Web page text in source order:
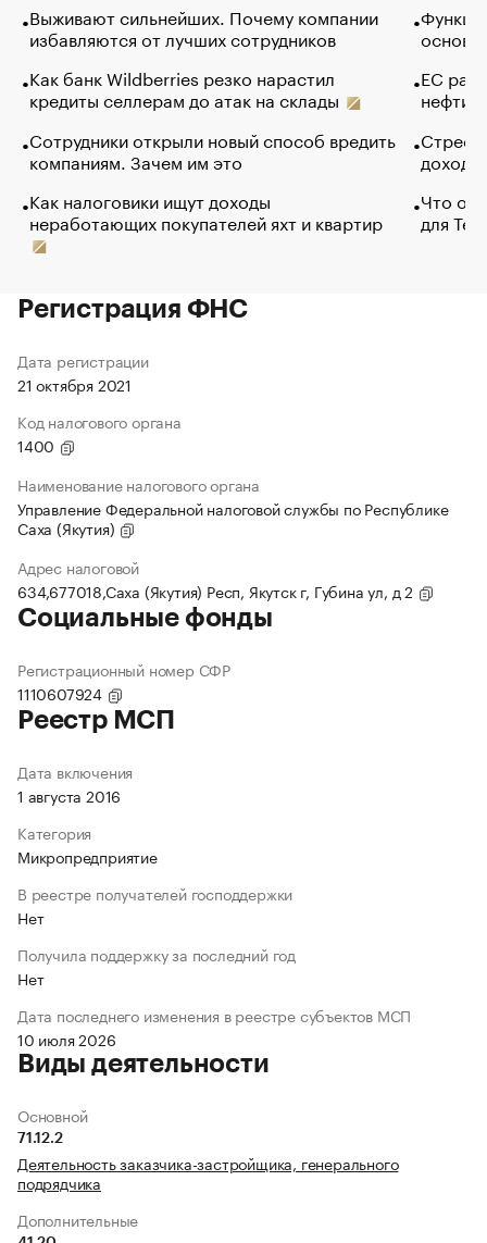
Выживают сильнейших. Почему компании
избавляются от лучших сотрудников
Как банк Wildberries резко нарастил
кредиты селлерам до атак на склады
Сотрудники открыли новый способ вредить
компаниям. Зачем им это
Как налоговики ищут доходы
неработающих покупателей яхт и квартир
основ
ЕС
нефти
Что
для
Регистрация ФНС
Дата регистрации
21 октября 2021
Код налогового органа
1400
Наименование налогового органа
Управление Федеральной налоговой службы по Республике
Саха (Якутия)
Адрес налоговой
634,677018,Саха (Якутия) Респ, Якутск г, Губина ул, д 2
Социальные фонды
Регистрационный номер СФР
1110607924
Реестр МСП
Дата включения
1 августа 2016
Категория
Микропредприятие
В реестре получателей господдержки
Нет
Получила поддержку за последний год
Нет
Дата последнего изменения в реестре субъектов МСП
10 июля 2026
Виды деятельности
Основной
71.12.2
Деятельность заказчика-застройщика, генерального
подрядчика
Дополнительные